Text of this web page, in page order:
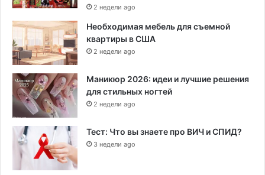
2 недели ago
Необходимая мебель для съемной
квартиры в США
2 недели ago
Маникюр 2026: идеи и лучшие решения
для стильных ногтей
2 недели ago
Тест: Что вы знаете про ВИЧ и СПИД?
3 недели ago